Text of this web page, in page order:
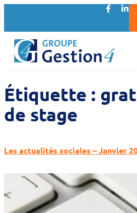
Étiquette :
de stage
Les actualités sociales – Janvier